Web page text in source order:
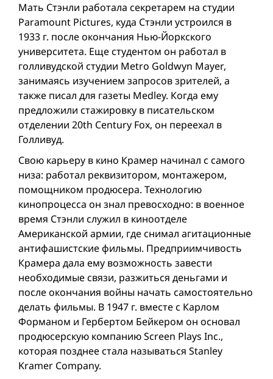
Мать Стэнли работала секретарем на студии
Paramount Pictures, куда Стэнли устроился в
1933 г. после окончания Нью-Йоркского
университета. Еще студентом он работал в
голливудской студии Metro Goldwyn Mayer,
занимаясь изучением запросов зрителей, а
также писал для газеты Medley. Когда ему
предложили стажировку в писательском
отделении 20th Century Fox, он переехал в
Голливуд.
Свою карьеру в кино Крамер начинал с самого
низа: работал реквизитором, монтажером,
помощником продюсера. Технологию
кинопроцесса он знал превосходно: в военное
время Стэнли служил в киноотделе
Американской армии, где снимал агитационные
антифашистские фильмы. Предприимчивость
Крамера дала ему возможность завести
необходимые связи, разжиться деньгами и
после окончания вой­ны начать самостоятельно
делать фильмы. В 1947 г. вместе с Карлом
Форманом и Гербертом Бейкером он основал
продюсерскую компанию Screen Plays Inc.,
которая позднее стала называться Stanley
Kramer Company.